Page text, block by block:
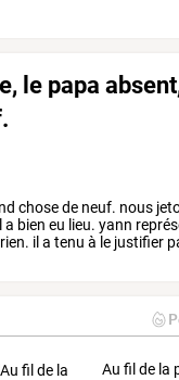
le papa
chosede neuf. nous
a bien eu lieu. yann
rien. ila tenu à le justifier
Au fil de la